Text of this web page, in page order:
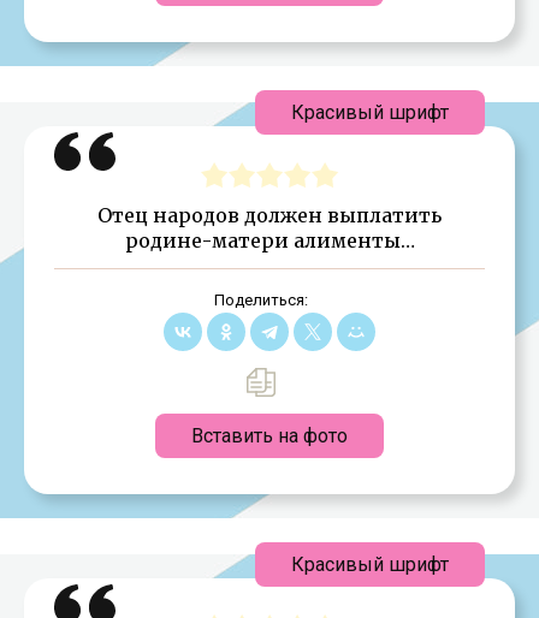
Отец народов должен выплатить
родине-матери алименты…
Поделиться:
Вставить на фото
Красивый шрифт
Красивый шрифт